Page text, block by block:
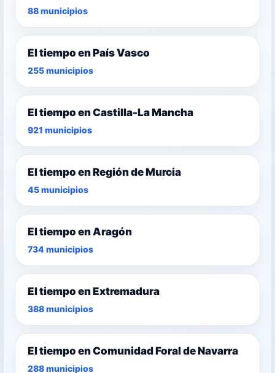
88 municipios
El tiempo en País Vasco
255 municipios
El tiempo en Castilla-La Mancha
921 municipios
El tiempo en Región de Murcia
45 municipios
El tiempo en Aragón
734 municipios
El tiempo en Extremadura
388 municipios
El tiempo en Comunidad Foral de Navarra
288 municipios